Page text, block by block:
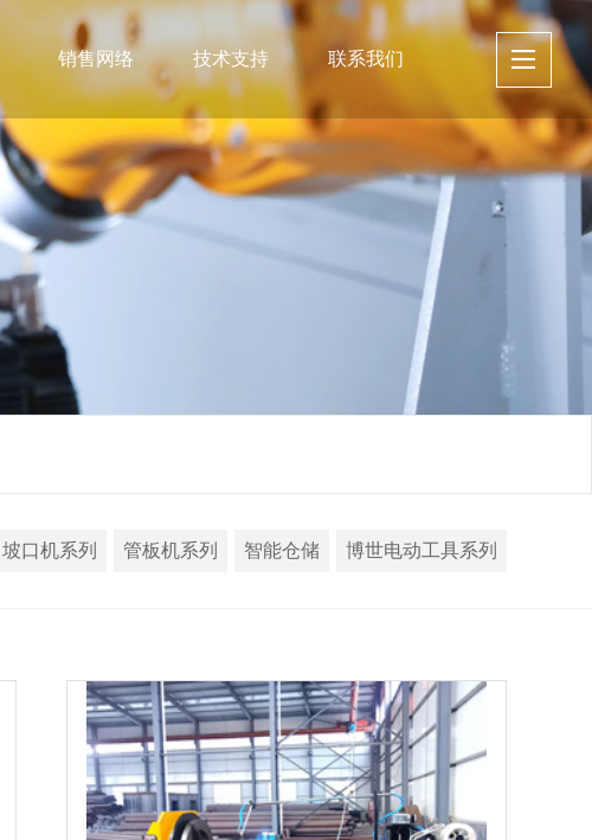
销售网络 技术支持 联系我们
坡口机系列 管板机系列 智能仓储 博世电动工具系列